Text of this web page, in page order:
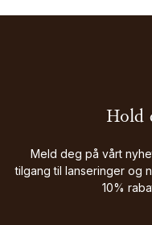
Hold
Meld deg på vårt
tilgang til lanseringer og
10%